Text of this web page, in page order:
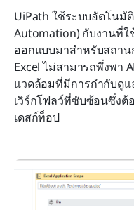
UiPath ใช้ระบบอัตโนมั
Automation) กับงานที่ใ
ออกแบบมาสำหรับสถา
Excel ไม่สามารถพึ่งพา
แวดล้อมที่มีการกำกับดูแ
เวิร์กโฟลว์ที่ซับซ้อนซึ่งต้
เดสก์ท็อป